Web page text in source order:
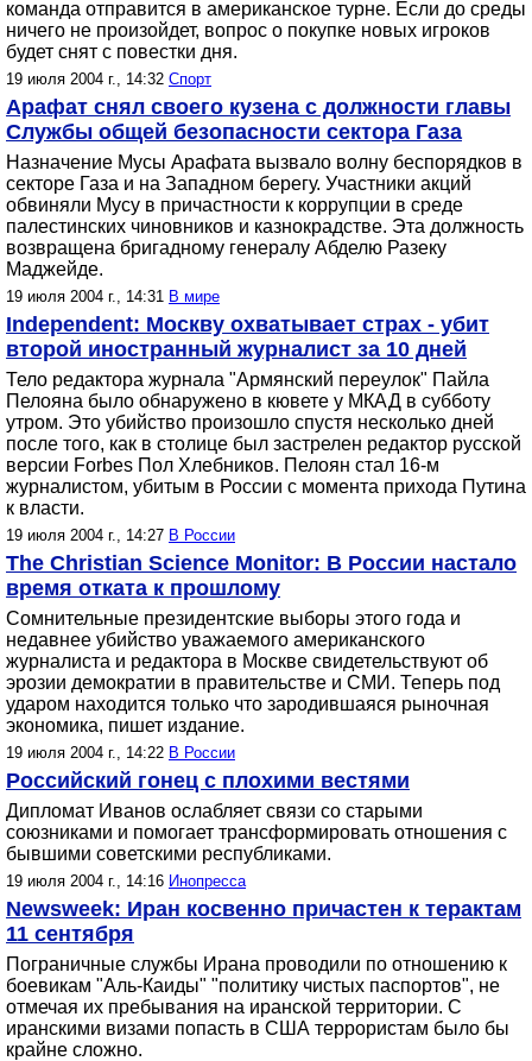
команда отправится в американское турне. Если до среды
ничего не произойдет, вопрос о покупке новых игроков
будет снят с повестки дня.
19 июля 2004 г., 14:32 Спорт
Арафат снял своего кузена с должности главы
Службы общей безопасности сектора Газа
Назначение Мусы Арафата вызвало волну беспорядков в
секторе Газа и на Западном берегу. Участники акций
обвиняли Мусу в причастности к коррупции в среде
палестинских чиновников и казнокрадстве. Эта должность
возвращена бригадному генералу Абделю Разеку
Маджейде.
19 июля 2004 г., 14:31 В мире
Independent: Москву охватывает страх - убит
второй иностранный журналист за 10 дней
Тело редактора журнала "Армянский переулок" Пайла
Пелояна было обнаружено в кювете у МКАД в субботу
утром. Это убийство произошло спустя несколько дней
после того, как в столице был застрелен редактор русской
версии Forbes Пол Хлебников. Пелоян стал 16-м
журналистом, убитым в России с момента прихода Путина
к власти.
19 июля 2004 г., 14:27 В России
The Christian Science Monitor: В России настало
время отката к прошлому
Сомнительные президентские выборы этого года и
недавнее убийство уважаемого американского
журналиста и редактора в Москве свидетельствуют об
эрозии демократии в правительстве и СМИ. Теперь под
ударом находится только что зародившаяся рыночная
экономика, пишет издание.
19 июля 2004 г., 14:22 В России
Российский гонец с плохими вестями
Дипломат Иванов ослабляет связи со старыми
союзниками и помогает трансформировать отношения с
бывшими советскими республиками.
19 июля 2004 г., 14:16 Инопресса
Newsweek: Иран косвенно причастен к терактам
11 сентября
Пограничные службы Ирана проводили по отношению к
боевикам "Аль-Каиды" "политику чистых паспортов", не
отмечая их пребывания на иранской территории. С
иранскими визами попасть в США террористам было бы
крайне сложно.